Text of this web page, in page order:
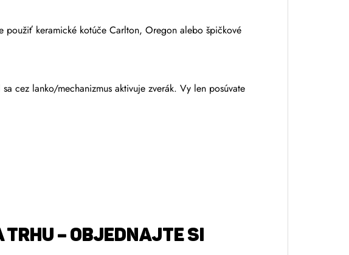
použiť keramické kotúče Carlton, Oregon alebo špičkové
cez lanko/mechanizmus aktivuje zverák. Vy len posúvate
– OBJEDNAJTE SI